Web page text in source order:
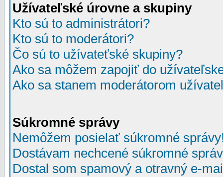
Užívateľské úrovne a skupiny
Kto sú to administrátori?
Kto sú to moderátori?
Čo sú to užívateťské skupiny?
Ako sa môžem zapojiť do
Ako sa stanem moderátorom
Súkromné správy
Nemôžem posielať súkromné
Dostávam nechcené súkromné
Dostal som spamový a otravný e-